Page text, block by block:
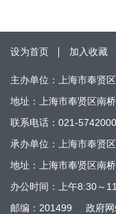
设为首页 加入收藏
主办单位：上海市奉贤
地址：上海市奉贤区南
联系电话：021-
承办单位：上海市奉贤
地址：上海市奉贤区南
办公时间：上午8:30～
邮编：201499
政府